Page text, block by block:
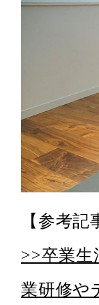
【参考記
>>卒業
業研修や